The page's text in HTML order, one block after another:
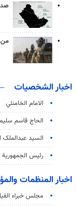
من
اخبار الشخصيات
الامام الخامنئي
الحاج قاسم
السید عبدالملک
رئيس الجمهورية
اخبار المنظمات
مجلس خبراء